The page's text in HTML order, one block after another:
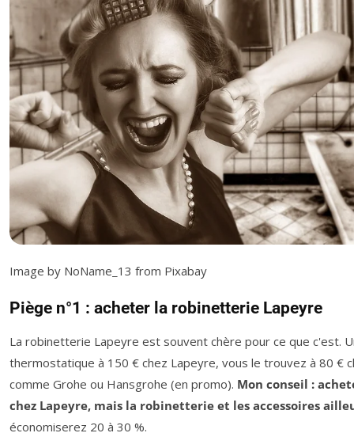
Image by NoName_13 from Pixabay
Piège n°1 : acheter la robinetterie Lapeyre
La robinetterie Lapeyre est souvent chère pour ce que c'est.
thermostatique à 150 € chez Lapeyre, vous le trouvez à 80 €
comme Grohe ou Hansgrohe (en promo). Mon conseil :
chez Lapeyre, mais la robinetterie et les accessoires
économiserez 20 à 30 %.